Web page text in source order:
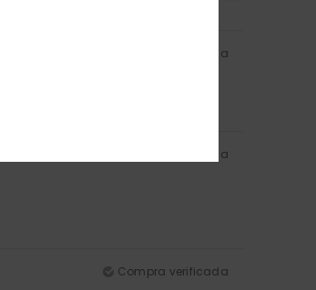
Compra verificada
Compra verificada
Compra verificada